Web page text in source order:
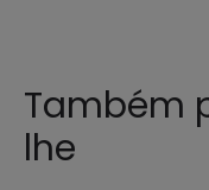
Também
lhe